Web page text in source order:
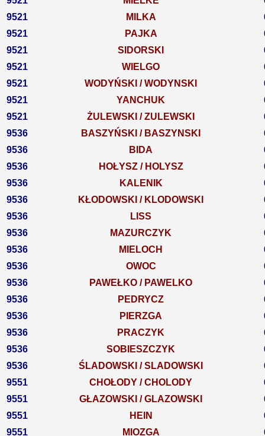
9521
MILKA
9521
PAJKA
9521
SIDORSKI
9521
WIELGO
9521
WODYŃSKI / WODYNSKI
9521
YANCHUK
9521
ŻULEWSKI / ZULEWSKI
9536
BASZYŃSKI / BASZYNSKI
9536
BIDA
9536
HOŁYSZ / HOLYSZ
9536
KALENIK
9536
KŁODOWSKI / KLODOWSKI
9536
LISS
9536
MAZURCZYK
9536
MIELOCH
9536
OWOC
9536
PAWEŁKO / PAWELKO
9536
PEDRYCZ
9536
PIERZGA
9536
PRACZYK
9536
SOBIESZCZYK
9536
ŚLADOWSKI / SLADOWSKI
9551
CHOŁODY / CHOLODY
9551
GŁAZOWSKI / GLAZOWSKI
9551
HEIN
9551
MIOZGA